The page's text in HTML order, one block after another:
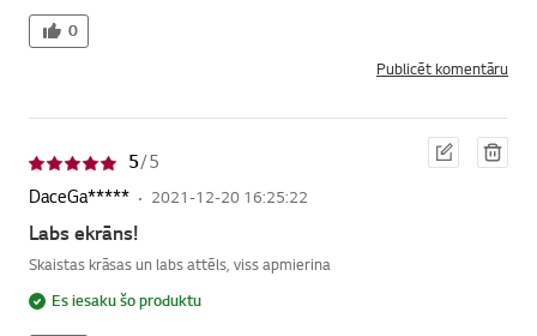
0
Publicēt komentāru
5/ 5
DaceGa*****
2021-12-20 16:25:22
Labs ekrāns!
Skaistas krāsas un labs attēls, viss apmierina
Es iesaku šo produktu
Red
iģēt
Dzē
st